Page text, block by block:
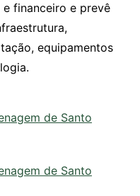
financeiro e prevê
equipamentos